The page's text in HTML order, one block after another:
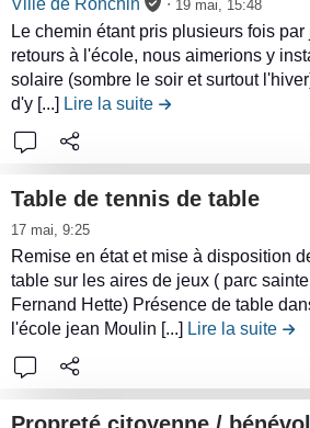
c
h
i
e
n
s
m
e
n
t
s
e
t
d
r
o
i
t
)
a
l
i
s
t
o
n
d
u
p
o
u
t
i
o
n
P
r
o
e
c
t
i
o
n
d
e
n
t
r
i
b
u
i
o
n
S
é
c
u
i
e
n
u
d
e
l
c
o
n
t
r
i
b
u
i
r
e
l
e
c
o
n
t
e
n
u
d
e
a
Ville de Ronchin ∙ 19 mai, 15:48
Le chemin étant pris plusieurs fois
retours à l'école, nous aimerions y
solaire (sombre le soir et surtout
d'y [...]
Lire la suite de la contribution
Table de tennis de table
L
i
r
e
l
e
c
o
17 mai, 9:25
Remise en état et mise à disposition
table sur les aires de jeux ( parc
Fernand Hette) Présence de table
l'école jean Moulin [...]
Lire la suite de